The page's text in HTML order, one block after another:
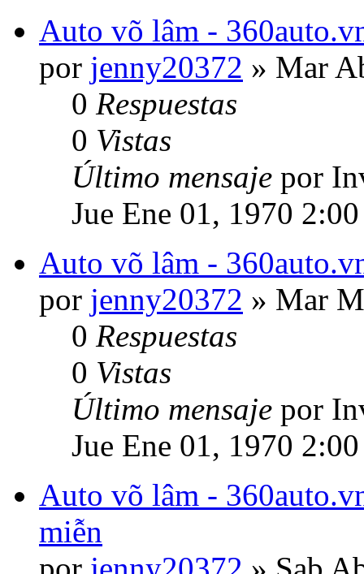
Auto võ lâm -
por jenny20372 » Mar
0 Respuestas
0 Vistas
Último mensaje por
Jue Ene 01, 1970
Auto võ lâm -
por jenny20372 » Mar
0 Respuestas
0 Vistas
Último mensaje por
Jue Ene 01, 1970
Auto võ lâm -
miễn